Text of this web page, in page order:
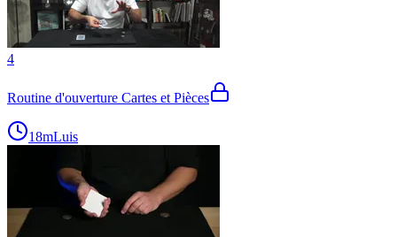
4
Routine d'ouverture Cartes et Pièces
18mLuis